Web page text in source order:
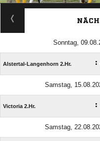
Sonntag,
Alstertal-Langenhorn 2.Hr. :
Samstag,
Victoria 2.Hr. :
Samstag,